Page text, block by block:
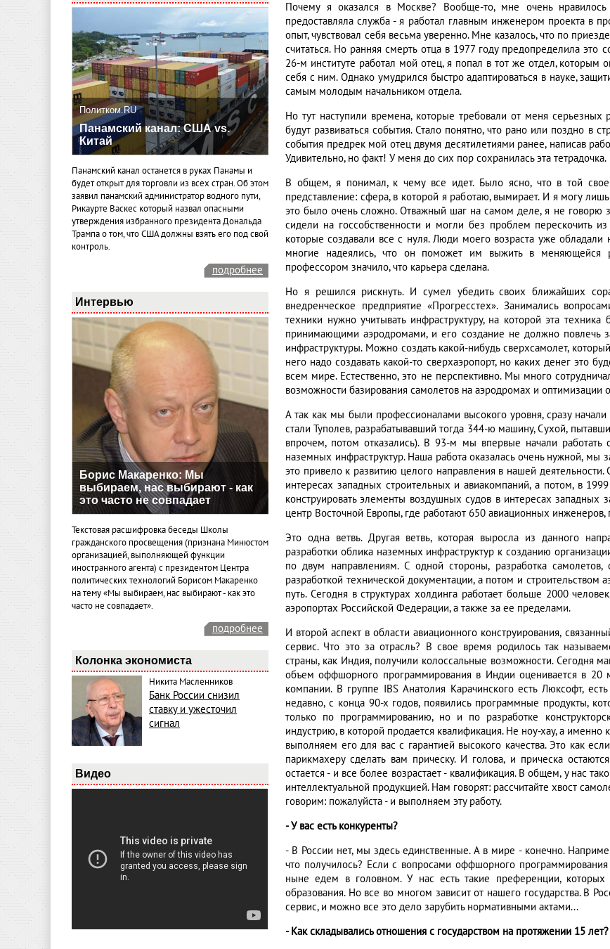
Политком.RU
Панамский канал: США vs.
Китай
Панамский канал останется в руках Панамы и
будет открыт для торговли из всех стран. Об этом
заявил панамский администратор водного пути,
Рикаурте Васкес который назвал опасными
утверждения избранного президента Дональда
Трампа о том, что США должны взять его под свой
контроль.
подробнее
Интервью
Борис Макаренко: Мы
выбираем, нас выбирают - как
это часто не совпадает
Текстовая расшифровка беседы Школы
гражданского просвещения (признана Минюстом
организацией, выполняющей функции
иностранного агента) с президентом Центра
политических технологий Борисом Макаренко
на тему «Мы выбираем, нас выбирают - как это
часто не совпадает».
подробнее
Колонка экономиста
Никита Масленников
Банк России снизил
ставку и ужесточил
сигнал
Видео
Почему я оказался в Москве? Вообще-то, мне очень
предоставляла служба - я работал главным инженером проекта в
опыт, чувствовал себя весьма уверенно. Мне казалось, что по
считаться. Но ранняя смерть отца в 1977 году предопределила это
26-м институте работал мой отец, я попал в тот же отдел, которым
себя с ним. Однако умудрился быстро адаптироваться в науке,
самым молодым начальником отдела.
Но тут наступили времена, которые требовали от меня
будут развиваться события. Стало понятно, что рано или поздно в
события предрек мой отец двумя десятилетиями ранее, написав
Удивительно, но факт! У меня до сих пор сохранилась эта тетрадочка.
В общем, я понимал, к чему все идет. Было ясно, что в той
представление: сфера, в которой я работаю, вымирает. И я могу
это было очень сложно. Отважный шаг на самом деле, я не говорю
сидели на госсобственности и могли без проблем перескочить
которые создавали все с нуля. Люди моего возраста уже обладали
многие надеялись, что он поможет им выжить в меняющейся
профессором значило, что карьера сделана.
Но я решился рискнуть. И сумел убедить своих ближайших
внедренческое предприятие «Прогресстех». Занимались
техники нужно учитывать инфраструктуру, на которой эта
принимающими аэродромами, и его создание не должно повлечь
инфраструктуры. Можно создать какой-нибудь сверхсамолет,
него надо создавать какой-то сверхаэропорт, но каких денег это
всем мире. Естественно, это не перспективно. Мы много
возможности базирования самолетов на аэродромах и оптимизации
А так как мы были профессионалами высокого уровня, сразу
стали Туполев, разрабатывавший тогда 344-ю машину, Сухой,
впрочем, потом отказались). В 93-м мы впервые начали
наземных инфраструктур. Наша работа оказалась очень нужной, мы
это привело к развитию целого направления в нашей
интересах западных строительных и авиакомпаний, а потом, в
конструировать элементы воздушных судов в интересах западных
центр Восточной Европы, где работают 650 авиационных инженеров,
Это одна ветвь. Другая ветвь, которая выросла из данного
разработки облика наземных инфраструктур к созданию
по двум направлениям. С одной стороны, разработка
разработкой технической документации, а потом и
путь. Сегодня в структурах холдинга работает больше 2000
аэропортах Российской Федерации, а также за ее пределами.
И второй аспект в области авиационного конструирования,
сервис. Что это за отрасль? В свое время родилось так
страны, как Индия, получили колоссальные возможности. Сегодня
объем оффшорного программирования в Индии оценивается в 20
компании. В группе IBS Анатолия Карачинского есть Люксофт,
недавно, с конца 90-х годов, появились программные продукты,
только по программированию, но и по разработке
индустрию, в которой продается квалификация. Не ноу-хау, а
выполняем его для вас с гарантией высокого качества. Это как
парикмахеру сделать вам прическу. И голова, и прическа
остается - и все более возрастает - квалификация. В общем, у нас
интеллектуальной продукцией. Нам говорят: рассчитайте хвост
говорим: пожалуйста - и выполняем эту работу.
- У вас есть конкуренты?
- В России нет, мы здесь единственные. А в мире - конечно.
что получилось? Если с вопросами оффшорного
ныне едем в головном. У нас есть такие преференции, которых
образования. Но все во многом зависит от нашего государства. В
сервис, и можно все это дело зарубить нормативными актами...
- Как складывались отношения с государством на протяжении 15 лет?